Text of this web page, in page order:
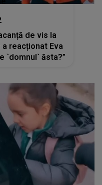
de vis la
reacționat Eva
`domnul` ăsta?”